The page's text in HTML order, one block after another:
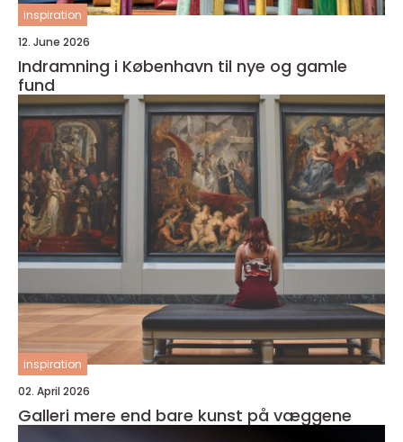
inspiration
12. June 2026
Indramning i København til nye og gamle
fund
inspiration
02. April 2026
Galleri mere end bare kunst på væggene